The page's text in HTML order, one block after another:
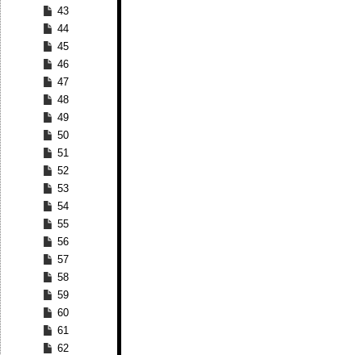
43
44
45
46
47
48
49
50
51
52
53
54
55
56
57
58
59
60
61
62